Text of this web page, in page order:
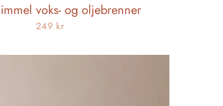
voks- og oljebrenner
249 kr